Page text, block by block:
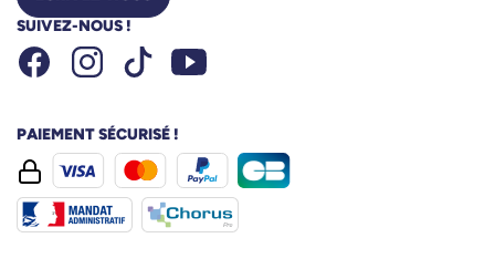
SUIVEZ-NOUS !
FacebookInstagramTiktok Youtube
PAIEMENT SÉCURISÉ !